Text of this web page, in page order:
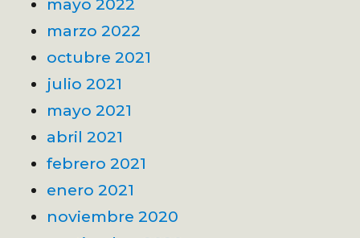
mayo 2022
marzo 2022
octubre 2021
julio 2021
mayo 2021
abril 2021
febrero 2021
enero 2021
noviembre 2020